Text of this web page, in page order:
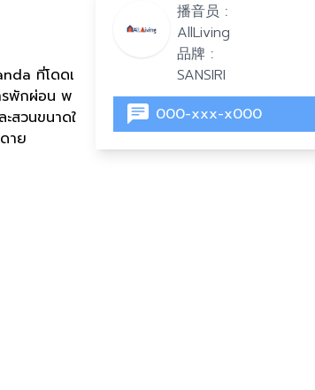
ที่โดดเ
รพักผ่อน พ
สวนขนาดใ
าย
播音员 :
AllLiving
品牌 :
SANSIRI
000-xxx-x000